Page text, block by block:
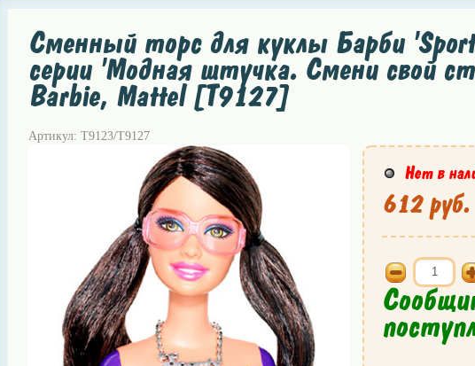
Сменный торс для куклы Барби
серии 'Модная штучка. Смени свой
Barbie, Mattel [T9127]
Артикул: T9123/T9127
Нет в
612 руб.